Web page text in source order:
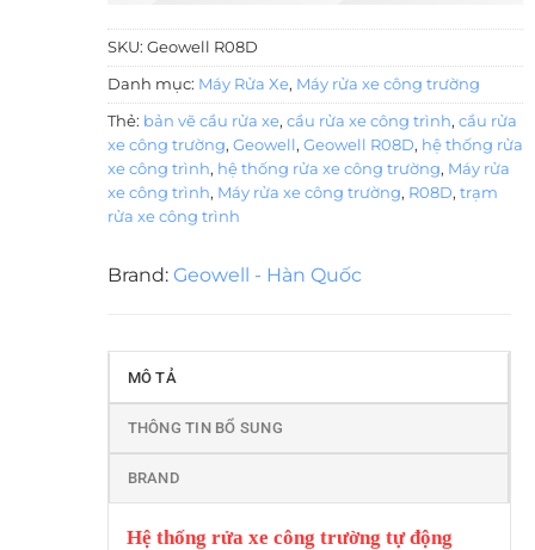
SKU: Geowell R08D
Danh mục: Máy Rửa Xe, Máy rửa xe công trường
Thẻ: bản vẽ cầu rửa xe, cầu rửa xe công trình, cầu rửa
xe công trường, Geowell, Geowell R08D, hệ thống rửa
xe công trình, hệ thống rửa xe công trường, Máy rửa
xe công trình, Máy rửa xe công trường, R08D, trạm
rửa xe công trình
Brand: Geowell - Hàn Quốc
MÔ TẢ
THÔNG TIN BỔ SUNG
BRAND
Hệ thống rửa xe công trường tự động